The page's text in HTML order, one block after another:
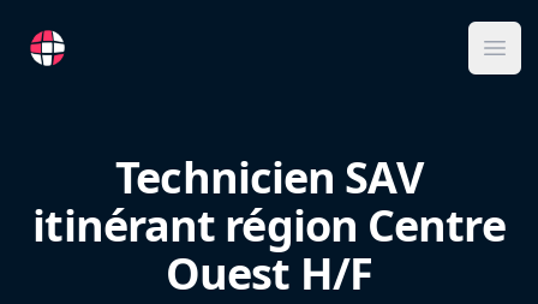
RemoteFR
Technicien SAV
itinérant région Centre
Ouest H/F